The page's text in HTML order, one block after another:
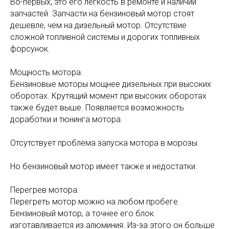
Во-первых, это его легкость в ремонте и наличии
запчастей. Запчасти на бензиновый мотор стоят
дешевле, чем на дизельный мотор. Отсутствие
сложной топливной системы и дорогих топливных
форсунок.
Мощность мотора.
Бензиновые моторы мощнее дизельных при высоких
оборотах. Крутящий момент при высоких оборотах
также будет выше. Появляется возможность
доработки и тюнинга мотора.
Отсутствует проблема запуска мотора в морозы.
Но бензиновый мотор имеет также и недостатки.
Перегрев мотора.
Перегреть мотор можно на любом пробеге.
Бензиновый мотор, а точнее его блок
изготавливается из алюминия. Из-за этого он больше